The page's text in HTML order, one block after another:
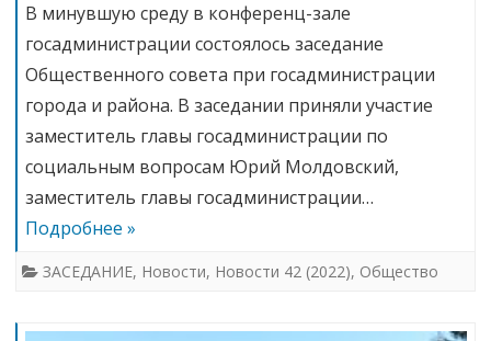
В минувшую среду в конференц-зале
госадминистрации состоялось заседание
Общественного совета при госадминистрации
города и района. В заседании приняли участие
заместитель главы госадминистрации по
социальным вопросам Юрий Молдовский,
заместитель главы госадминистрации…
Подробнее »
ЗАСЕДАНИЕ, Новости, Новости 42 (2022), Общество